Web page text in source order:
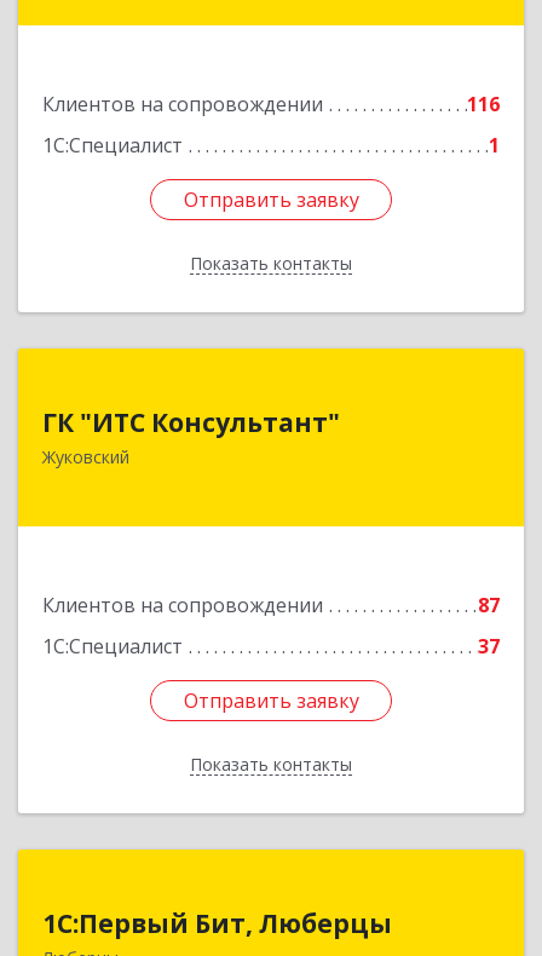
Клиентов на сопровождении
116
1С:Специалист
1
Отправить заявку
Показать контакты
Отправить заявку
Назад
ГК "ИТС Консультант"
Жуковский
Клиентов на сопровождении
87
1С:Специалист
37
Отправить заявку
Показать контакты
140181, Московская обл, Жуковский г,
Ломоносова ул, дом № 29А, этаж 2, пом.3
Подробнее
Отправить заявку
Назад
1С:Первый Бит, Люберцы
140009, Московская обл, Люберецкий р-н,